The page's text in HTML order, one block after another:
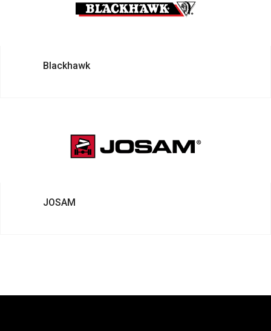
Blackhawk
JOSAM